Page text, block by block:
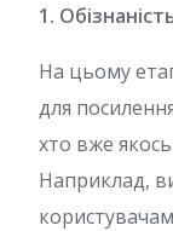
1.
На цьому
для
хто вже
Наприклад,